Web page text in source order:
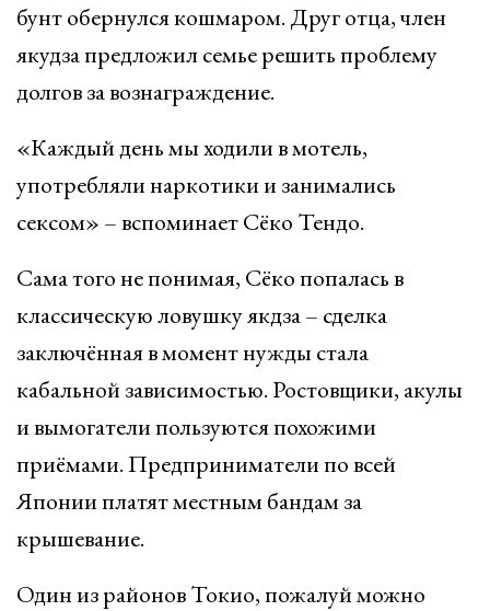
бунт обернулся кошмаром. Друг отца, член
якудза предложил семье решить проблему
долгов за вознаграждение.
«Каждый день мы ходили в мотель,
употребляли наркотики и занимались
сексом» – вспоминает Сёко Тендо.
Сама того не понимая, Сёко попалась в
классическую ловушку якдза – сделка
заключённая в момент нужды стала
кабальной зависимостью. Ростовщики, акулы
и вымогатели пользуются похожими
приёмами. Предприниматели по всей
Японии платят местным бандам за
крышевание.
Один из районов Токио, пожалуй можно